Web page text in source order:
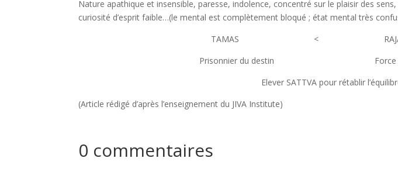
Nature apathique et insensible, paresse, indolence, concentré sur le plaisir des
curiosité d’esprit faible…(le mental est complètement bloqué ; état mental très
TAMAS <
Prisonnier du destin
Elever SATTVA pour rétablir
(Article rédigé d’après l’enseignement du JIVA Institute)
0 commentaires